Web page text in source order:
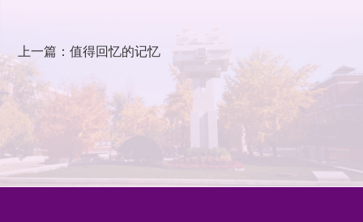
上一篇：值得回忆的记忆